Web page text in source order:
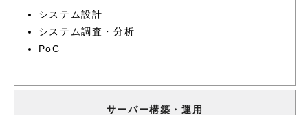
システム設計
システム調査・分析
PoC
サーバー構築・運用